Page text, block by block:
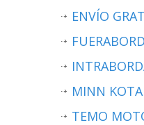
ENVÍO
MINN KOTA
TEMO